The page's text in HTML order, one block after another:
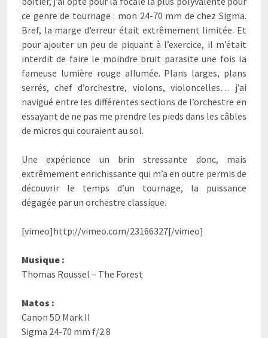
ce genre de tournage : mon 24-70 mm de chez Sigma.
Bref, la marge d’erreur était extrêmement limitée. Et
pour ajouter un peu de piquant à l’exercice, il m’était
interdit de faire le moindre bruit parasite une fois la
fameuse lumière rouge allumée. Plans larges, plans
serrés, chef d’orchestre, violons, violoncelles… j’ai
navigué entre les différentes sections de l’orchestre en
essayant de ne pas me prendre les pieds dans les câbles
de micros qui couraient au sol.
Une expérience un brin stressante donc, mais
extrêmement enrichissante qui m’a en outre permis de
découvrir le temps d’un tournage, la puissance
dégagée par un orchestre classique.
[vimeo]http://vimeo.com/23166327[/vimeo]
Musique :
Thomas Roussel – The Forest
Matos :
Canon 5D Mark II
Sigma 24-70 mm f/2.8